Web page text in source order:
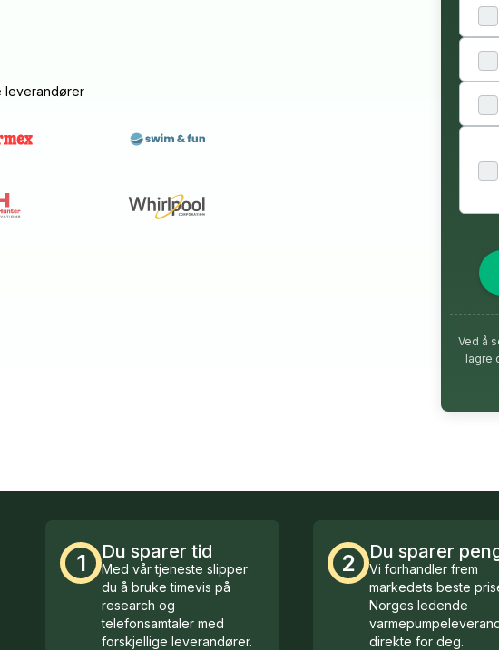
leverandører
Ved å
lagre
1 Du sparer tid
Med vår tjeneste slipper
du å bruke timevis på
research og
telefonsamtaler med
forskjellige leverandører.
2 Du sparer
Vi forhandler frem
markedets beste
Norges ledende
direkte for deg.